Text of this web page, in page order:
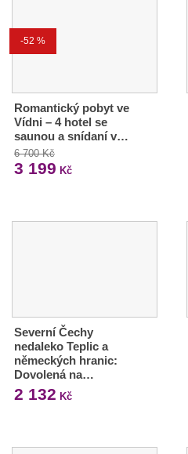
-52 %
Romantický pobyt ve
Vídni – 4 hotel se
saunou a snídaní v…
6 700 Kč
3 199 Kč
Severní Čechy
nedaleko Teplic a
německých hranic:
Dovolená na…
2 132 Kč